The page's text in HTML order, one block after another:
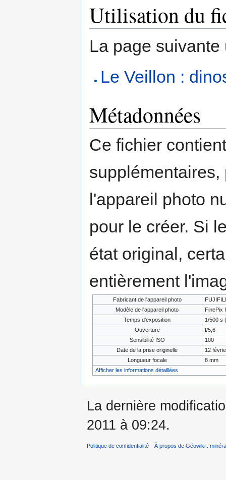
Utilisation du
La page
Le Veillon :
Métadonnées
Ce fichier
l'appareil photo
pour le créer. Si
état original,
entièrement
Fabricant de l'appareil photo
Modèle de l'appareil photo
FinePix
Temps d'exposition
1/500 s
Ouverture
f/5,6
Sensibilité ISO
100
Date de la prise originelle
12
Longueur focale
8 mm
Afficher les informations détaillées
La dernière
2011 à 09:24.
Politique de confidentialité À propos de Géowiki :